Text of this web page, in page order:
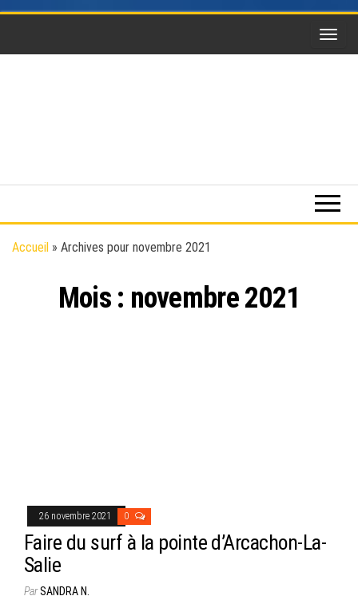
extrême,
Kitesurf,
Wingsuit
Accueil » Archives pour novembre 2021
Mois : novembre 2021
26 novembre 2021 0
Faire du surf à la pointe d’Arcachon-La-
Salie
ParSANDRA N.